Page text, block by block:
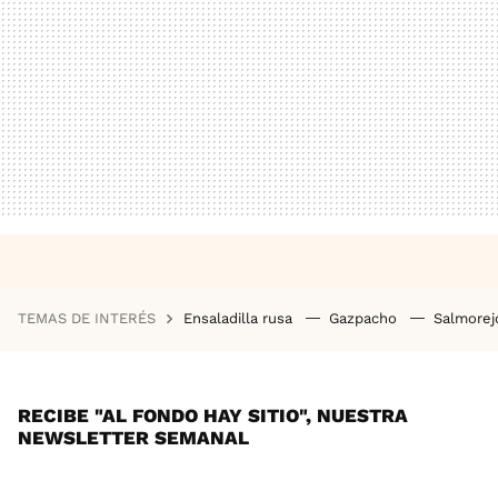
TEMAS DE INTERÉS Ensaladilla rusa Gazpacho
RECIBE "AL FONDO HAY SITIO", NUESTRA
NEWSLETTER SEMANAL